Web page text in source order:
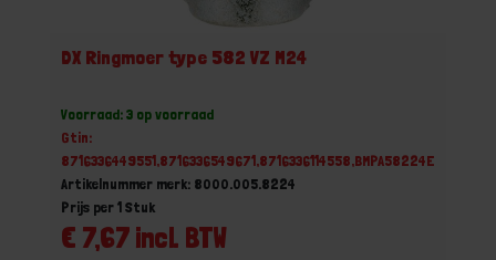
DX Ringmoer type 582 VZ M24
Voorraad: 3 op voorraad
Gtin:
8716336449551,8716336549671,8716336114558,BMPA58224E
Artikelnummer merk: 8000.005.8224
€ 7,67 incl. BTW
Prijs per 1 Stuk